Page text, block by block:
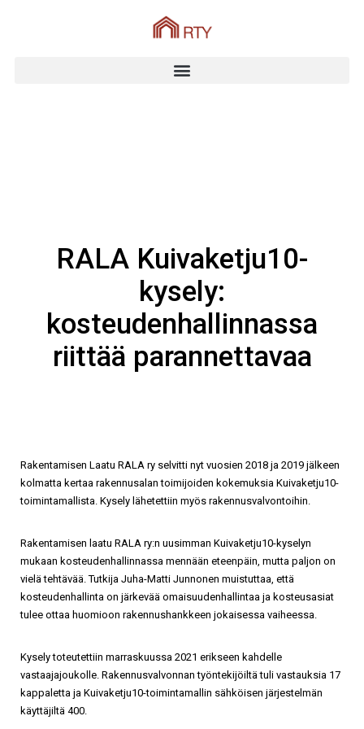
RALA Kuivaketju10-
kysely:
kosteudenhallinnassa
riittää parannettavaa
Rakentamisen Laatu RALA ry selvitti nyt vuosien 2018 ja 2019 jälkeen
kolmatta kertaa rakennusalan toimijoiden kokemuksia Kuivaketju10-
toimintamallista. Kysely lähetettiin myös rakennusvalvontoihin.
Rakentamisen laatu RALA ry:n uusimman Kuivaketju10-kyselyn
mukaan kosteudenhallinnassa mennään eteenpäin, mutta paljon on
vielä tehtävää. Tutkija Juha-Matti Junnonen muistuttaa, että
kosteudenhallinta on järkevää omaisuudenhallintaa ja kosteusasiat
tulee ottaa huomioon rakennushankkeen jokaisessa vaiheessa.
Kysely toteutettiin marraskuussa 2021 erikseen kahdelle
vastaajajoukolle. Rakennusvalvonnan työntekijöiltä tuli vastauksia 17
kappaletta ja Kuivaketju10-toimintamallin sähköisen järjestelmän
käyttäjiltä 400.